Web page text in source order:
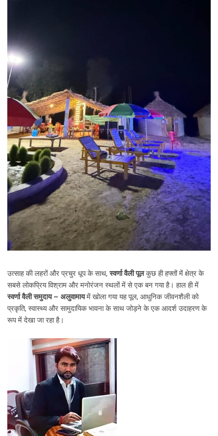
उत्साह की लहरों और प्रचुर धूप के साथ,स्वर्णा वैली पूलकुछ ही हफ्तों में क्षेत्र के
सबसे लोकप्रिय विश्राम और मनोरंजन स्थलों में से एक बन गया है। हाल ही में
स्वर्णा वैली समुदाय – अलुवामायमें खोला गया यह पूल, आधुनिक जीवनशैली को
प्रकृति, स्वास्थ्य और सामुदायिक भावना के साथ जोड़ने के एक आदर्श उदाहरण के
रूप में देखा जा रहा है।